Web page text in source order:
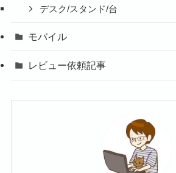
デスク/スタンド/台
モバイル
レビュー依頼記事